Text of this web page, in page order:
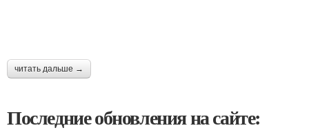
читать дальше →
Последние обновления на сайте: